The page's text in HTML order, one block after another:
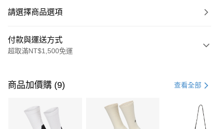
請選擇商品選項
付款與運送方式
超取滿NT$1,500免運
信用卡一次付款
3 期 0 利率 每期 21家銀行
商品加價購 (9) 查看全部